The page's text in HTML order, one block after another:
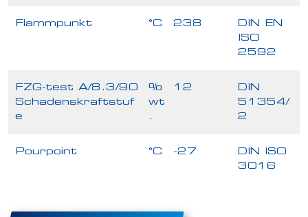
Flammpunkt °C 238
DIN EN
ISO
2592
FZG-test A/8.3/90
Schadenskraftstuf
e
%
wt
.
12
DIN
51354/
2
Pourpoint °C -27
DIN ISO
3016